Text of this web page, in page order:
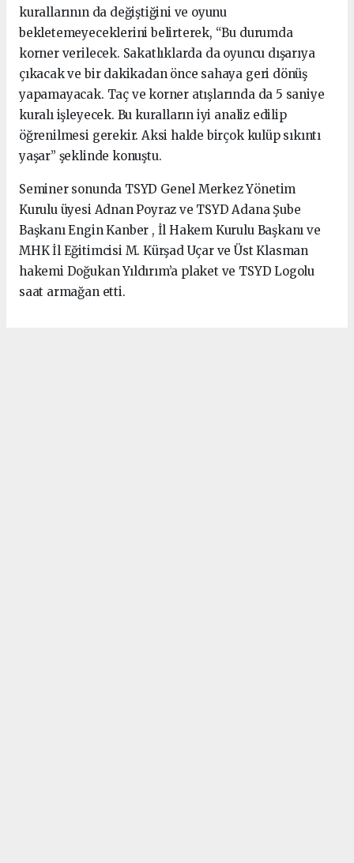
kurallarının da değiştiğini ve oyunu
bekletemeyeceklerini belirterek, “Bu durumda
korner verilecek. Sakatlıklarda da oyuncu dışarıya
çıkacak ve bir dakikadan önce sahaya geri dönüş
yapamayacak. Taç ve korner atışlarında da 5 saniye
kuralı işleyecek. Bu kuralların iyi analiz edilip
öğrenilmesi gerekir. Aksi halde birçok kulüp sıkıntı
yaşar” şeklinde konuştu.
Seminer sonunda TSYD Genel Merkez Yönetim
Kurulu üyesi Adnan Poyraz ve TSYD Adana Şube
Başkanı Engin Kanber , İl Hakem Kurulu Başkanı ve
MHK İl Eğitimcisi M. Kürşad Uçar ve Üst Klasman
hakemi Doğukan Yıldırım’a plaket ve TSYD Logolu
saat armağan etti.